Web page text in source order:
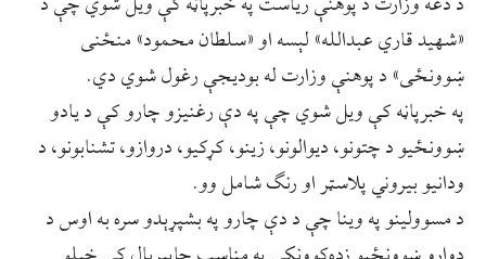
«شهید قاري عبدالله» لېسه او «سلطان محمود» منځنی
ښوونځی» د پوهنې وزارت له بودیجې رغول شوي دي.
په خبرپاڼه کې ویل شوي چې په دې رغنیزو چارو کې د یادو
ښوونځیو د چتونو، دیوالونو، زینو، کړکیو، دروازو، تشنابونو، د
ودانیو بیروني پلاسټر او رنګ شامل وو.
د مسوولینو په وینا چې د دې چارو په بشپړېدو سره به اوس د